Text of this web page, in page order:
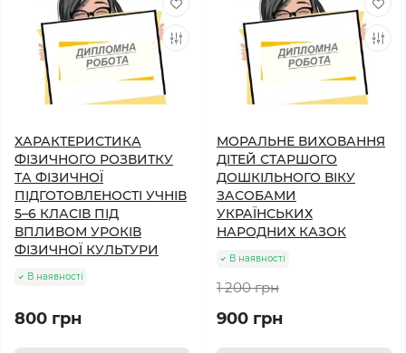
ХАРАКТЕРИСТИКА
ФІЗИЧНОГО РОЗВИТКУ
ТА ФІЗИЧНОЇ
ПІДГОТОВЛЕНОСТІ УЧНІВ
5–6 КЛАСІВ ПІД
ВПЛИВОМ УРОКІВ
ФІЗИЧНОЇ КУЛЬТУРИ
В наявності
800 грн
МОРАЛЬНЕ ВИХОВАННЯ
ДІТЕЙ СТАРШОГО
ДОШКІЛЬНОГО ВІКУ
ЗАСОБАМИ
УКРАЇНСЬКИХ
НАРОДНИХ КАЗОК
В наявності
1 200 грн
900 грн